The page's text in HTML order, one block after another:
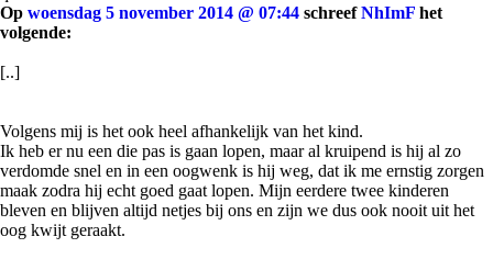
Op woensdag 5 november 2014 @ 07:44 schreefNhImF het
volgende:
[..]
Volgens mij is het ook heel afhankelijk van het kind.
Ik heb er nu een die pas is gaan lopen, maar al kruipend is hij al zo
verdomde snel en in een oogwenk is hij weg, dat ik me ernstig zorgen
maak zodra hij echt goed gaat lopen. Mijn eerdere twee kinderen
bleven en blijven altijd netjes bij ons en zijn we dus ook nooit uit het
oog kwijt geraakt.